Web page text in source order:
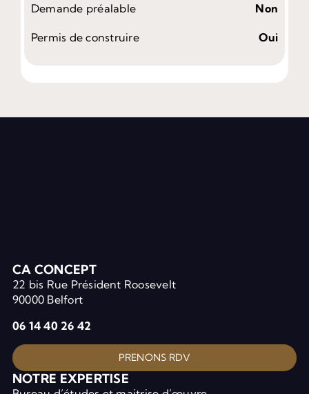
Demande préalable Non
Permis de construire Oui
CA CONCEPT
22 bis Rue Président Roosevelt
90000 Belfort
06 14 40 26 42
PRENONS RDV
NOTRE EXPERTISE